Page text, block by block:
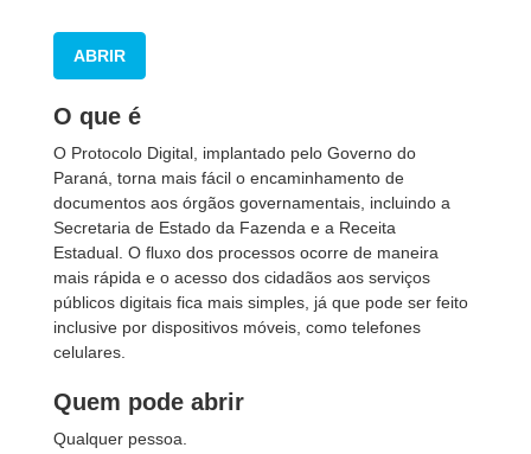
ABRIR
O que é
O Protocolo Digital, implantado pelo Governo do
Paraná, torna mais fácil o encaminhamento de
documentos aos órgãos governamentais, incluindo a
Secretaria de Estado da Fazenda e a Receita
Estadual. O fluxo dos processos ocorre de maneira
mais rápida e o acesso dos cidadãos aos serviços
públicos digitais fica mais simples, já que pode ser feito
inclusive por dispositivos móveis, como telefones
celulares.
Quem pode abrir
Qualquer pessoa.